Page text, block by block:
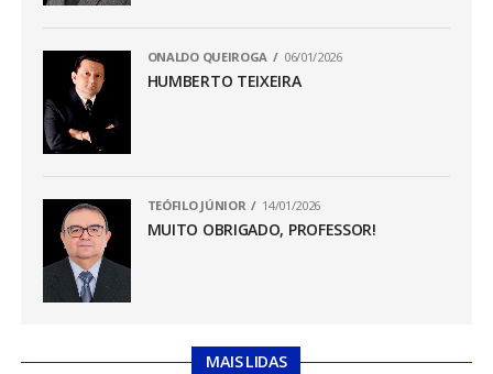
ONALDO QUEIROGA 06/01/2026
HUMBERTO TEIXEIRA
TEÓFILO JÚNIOR 14/01/2026
MUITO OBRIGADO, PROFESSOR!
MAIS LIDAS